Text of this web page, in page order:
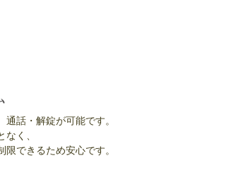
話・解錠が可能です。
く、
できるため安心です。